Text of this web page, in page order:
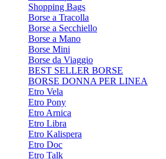
Shopping Bags
Borse a Tracolla
Borse a Secchiello
Borse a Mano
Borse Mini
Borse da Viaggio
BEST SELLER BORSE
BORSE DONNA PER LINEA
Etro Vela
Etro Pony
Etro Arnica
Etro Libra
Etro Kalispera
Etro Doc
Etro Talk